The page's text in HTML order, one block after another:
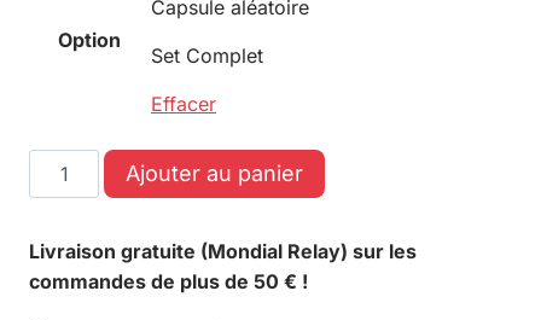
Option
Capsule aléatoire
Set Complet
Effacer
Ajouter au panier
Livraison gratuite (Mondial Relay) sur les
commandes de plus de 50 € !